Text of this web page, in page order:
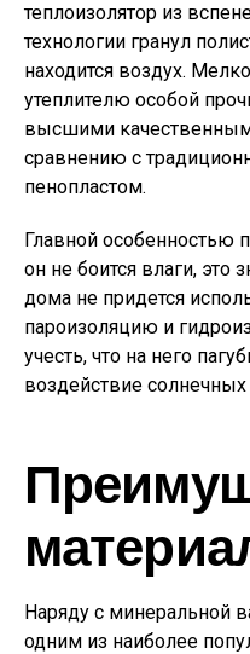
теплоизолятор из
технологии гранул
находится воздух.
утеплителю особой
высшими
сравнению с
пенопластом.
Главной особенностью
он не боится влаги, это
дома не придется
пароизоляцию и
учесть, что на него
воздействие солнечных
Наряду с минеральной
одним из наиболее